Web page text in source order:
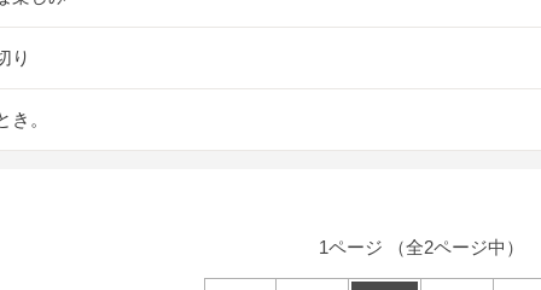
り
き。
1ページ （全2ページ中）